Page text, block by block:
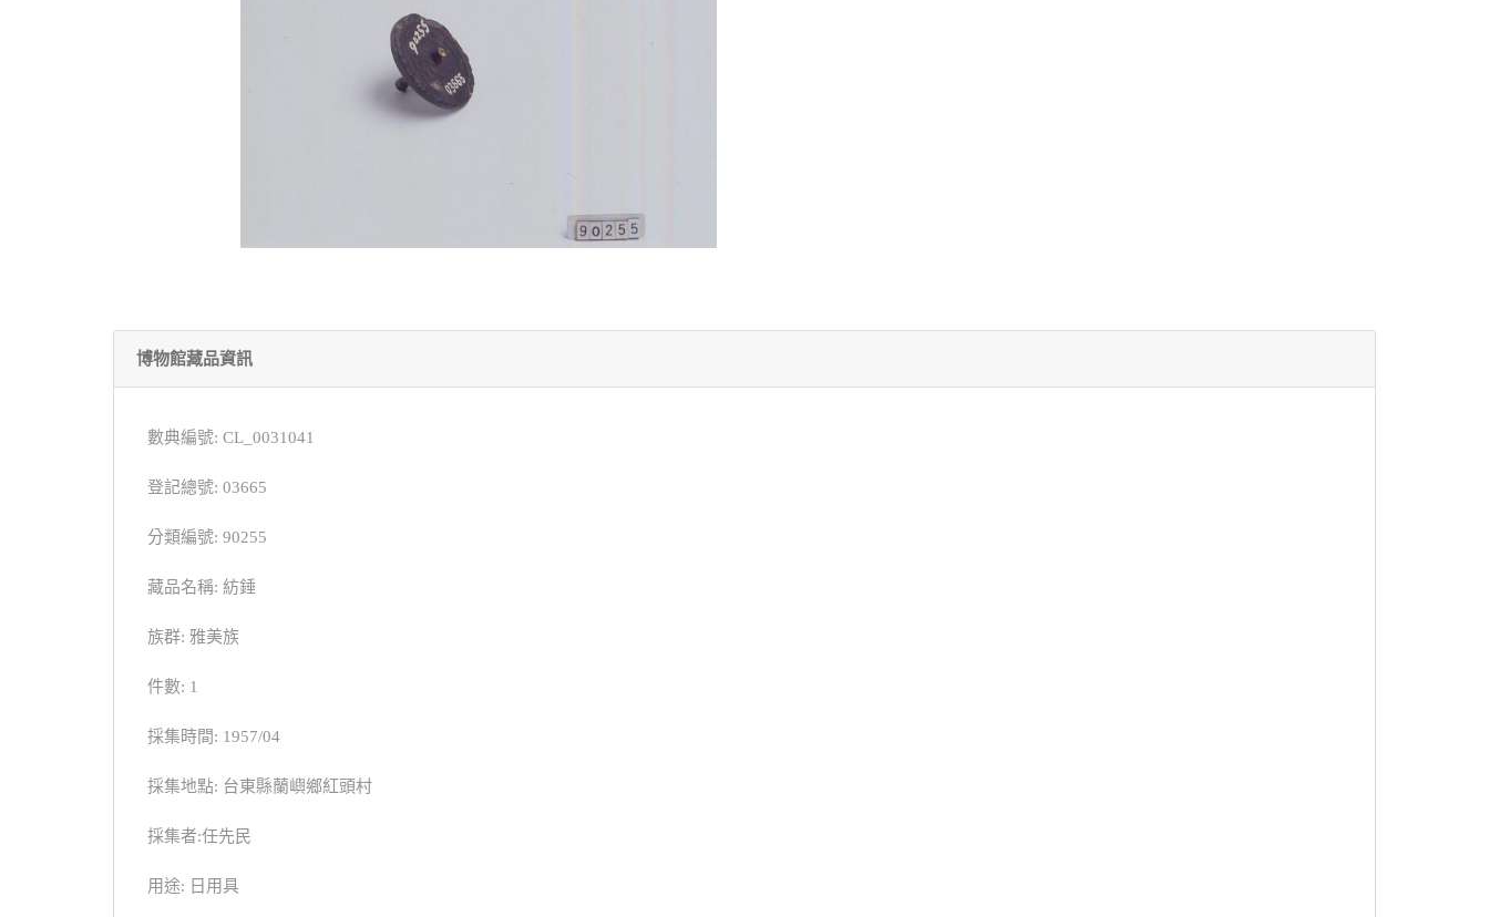
博物館藏品資訊
數典編號: CL_0031041
登記總號: 03665
分類編號: 90255
藏品名稱: 紡錘
族群: 雅美族
件數: 1
採集時間: 1957/04
採集地點: 台東縣蘭嶼鄉紅頭村
採集者:任先民
用途: 日用具